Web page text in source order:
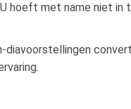
hoeft met name niet